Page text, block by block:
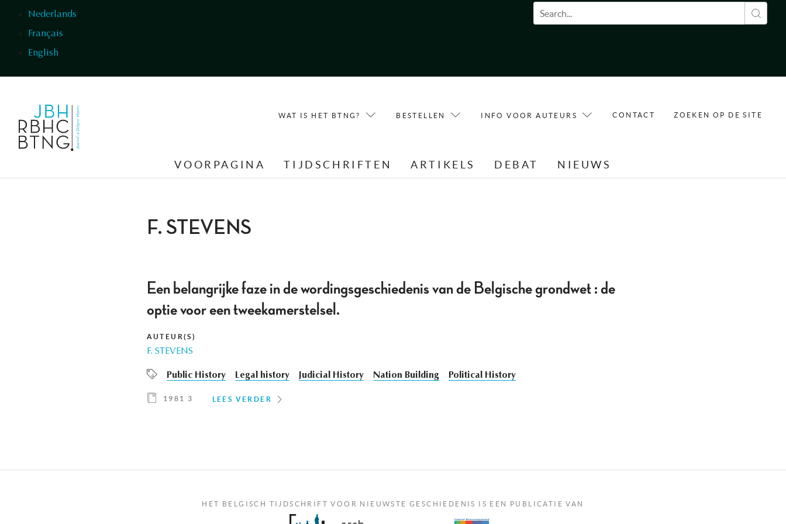
Nederlands
Français
English
Zoekveld
WAT IS HET BTNG? BESTELLEN INFO VOOR AUTEURS CONTACT ZOEKEN OP DE SITE
VOORPAGINA TIJDSCHRIFTEN ARTIKELS DEBAT NIEUWS
F. STEVENS
Een belangrijke faze in de wordingsgeschiedenis van de Belgische grondwet : de
optie voor een tweekamerstelsel.
AUTEUR(S)
F. STEVENS
Public History Legal history Judicial History Nation Building Political History
1981 3 LEES VERDER
HET BELGISCH TIJDSCHRIFT VOOR NIEUWSTE GESCHIEDENIS IS EEN PUBLICATIE VAN